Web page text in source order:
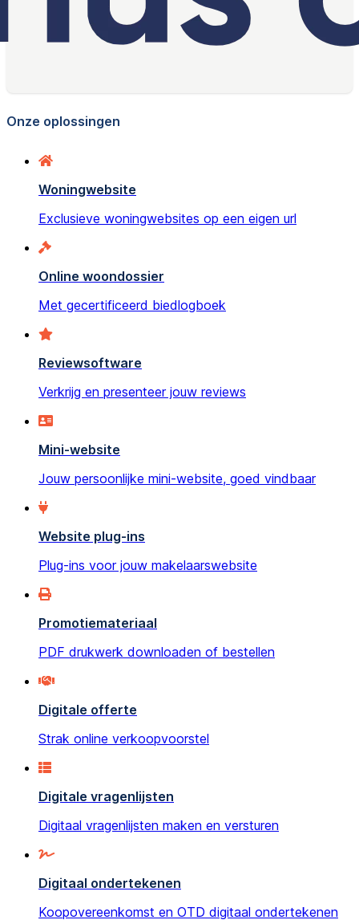
Onze oplossingen
Woningwebsite
Exclusieve woningwebsites op een eigen url
Online woondossier
Met gecertificeerd biedlogboek
Reviewsoftware
Verkrijg en presenteer jouw reviews
Mini-website
Jouw persoonlijke mini-website, goed vindbaar
Website plug-ins
Plug-ins voor jouw makelaarswebsite
Promotiemateriaal
PDF drukwerk downloaden of bestellen
Digitale offerte
Strak online verkoopvoorstel
Digitale vragenlijsten
Digitaal vragenlijsten maken en versturen
Digitaal ondertekenen
Koopovereenkomst en OTD digitaal ondertekenen